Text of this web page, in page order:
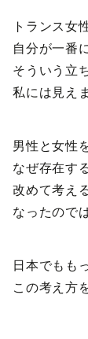
トランス女
自分が一番
そういう立
私には見え
男性と女性
なぜ存在す
改めて考え
なったので
日本でもも
この考え方